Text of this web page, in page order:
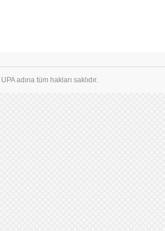
adına tüm hakları saklıdır.